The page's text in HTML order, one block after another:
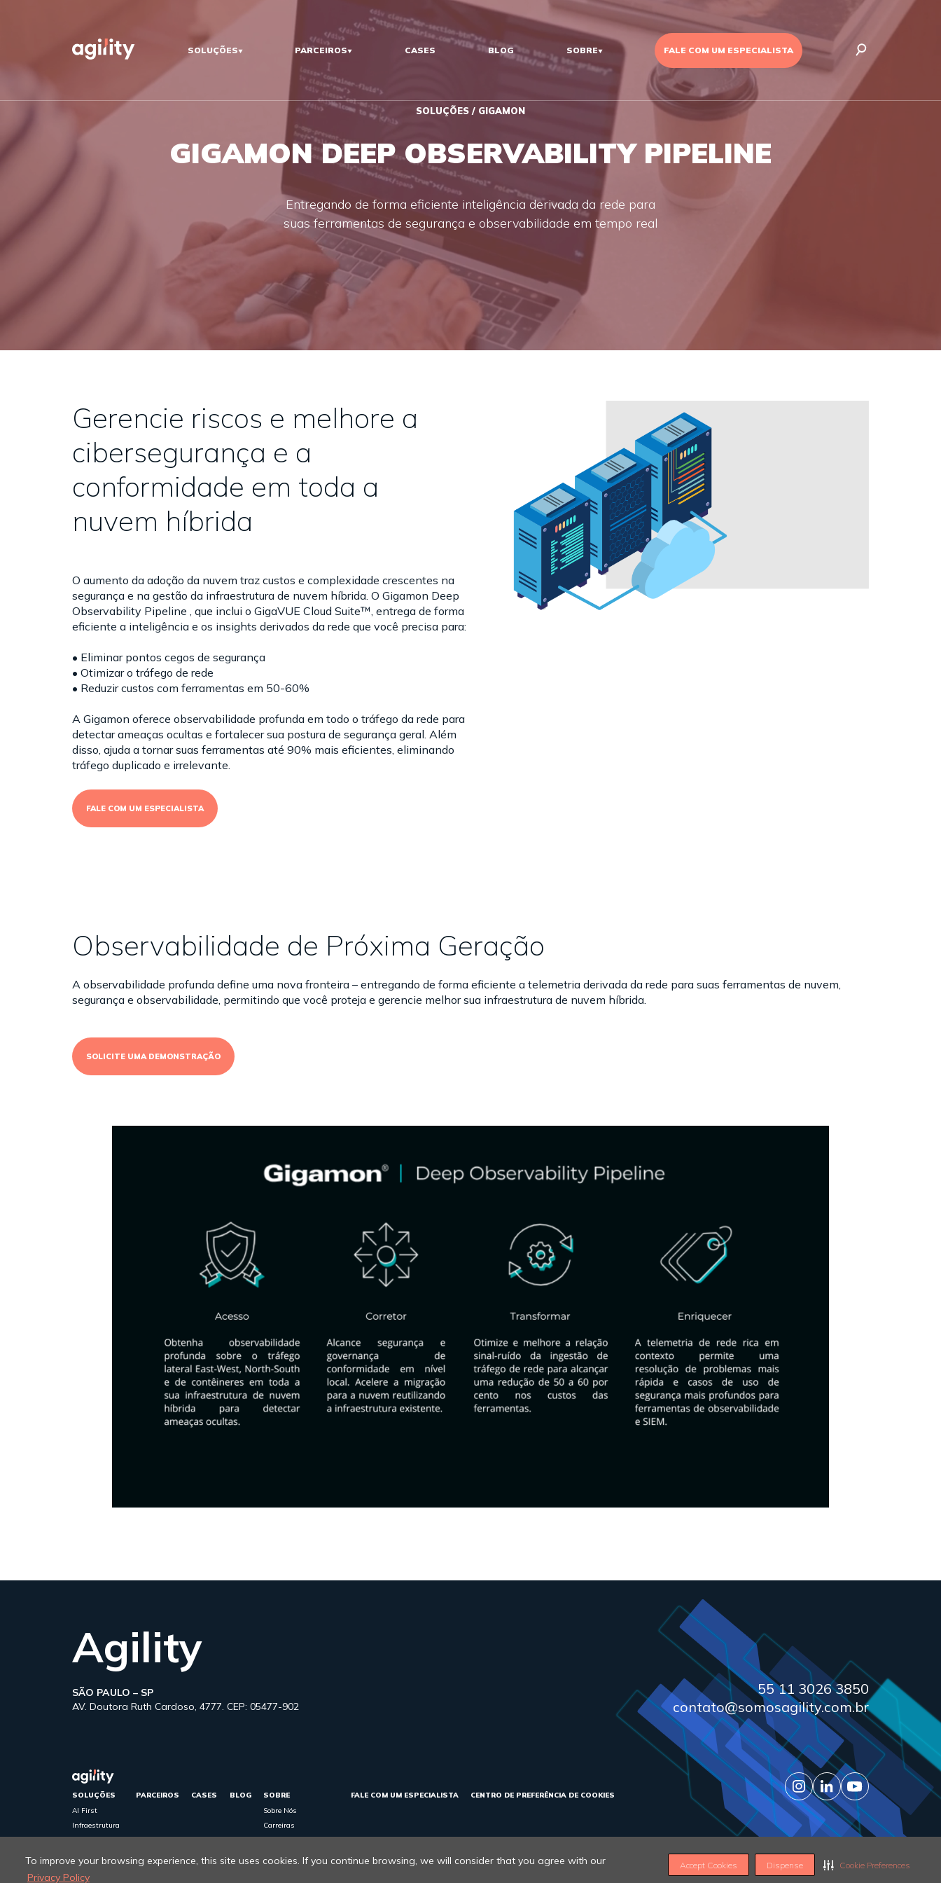
To improve your browsing experience, this site uses cookies. If you continue browsing, we will consider that you agree with our
Privacy Policy
Accept Cookies Dispense Cookie Preferences
SOLUÇÕES PARCEIROS CASES BLOG SOBRE FALE COM UM ESPECIALISTA
SOLUÇÕES / GIGAMON
GIGAMON DEEP OBSERVABILITY PIPELINE
Entregando de forma eficiente inteligência derivada da rede para
suas ferramentas de segurança e observabilidade em tempo real
Gerencie riscos e melhore a
cibersegurança e a
conformidade em toda a
nuvem híbrida
O aumento da adoção da nuvem traz custos e complexidade crescentes na
segurança e na gestão da infraestrutura de nuvem híbrida. O Gigamon Deep
Observability Pipeline , que inclui o GigaVUE Cloud Suite™, entrega de forma
eficiente a inteligência e os insights derivados da rede que você precisa para:
• Eliminar pontos cegos de segurança
• Otimizar o tráfego de rede
• Reduzir custos com ferramentas em 50-60%
A Gigamon oferece observabilidade profunda em todo o tráfego da rede para
detectar ameaças ocultas e fortalecer sua postura de segurança geral. Além
disso, ajuda a tornar suas ferramentas até 90% mais eficientes, eliminando
tráfego duplicado e irrelevante.
FALE COM UM ESPECIALISTA
Observabilidade de Próxima Geração
A observabilidade profunda define uma nova fronteira – entregando de forma eficiente a telemetria derivada da rede para suas ferramentas de nuvem,
segurança e observabilidade, permitindo que você proteja e gerencie melhor sua infraestrutura de nuvem híbrida.
SOLICITE UMA DEMONSTRAÇÃO
Agility
SÃO PAULO – SP
AV. Doutora Ruth Cardoso, 4777. CEP: 05477-902
SOLUÇÕES
AI First
Infraestrutura
cibersegurança
PARCEIROS CASES BLOG
SOBRE
Sobre Nós
Carreiras
Política de Privacidade
FALE COM UM ESPECIALISTA CENTRO DE PREFERÊNCIA DE COOKIES
55 11 3026 3850
contato@somosagility.com.br
© 2026 Agility. All rights reserved.